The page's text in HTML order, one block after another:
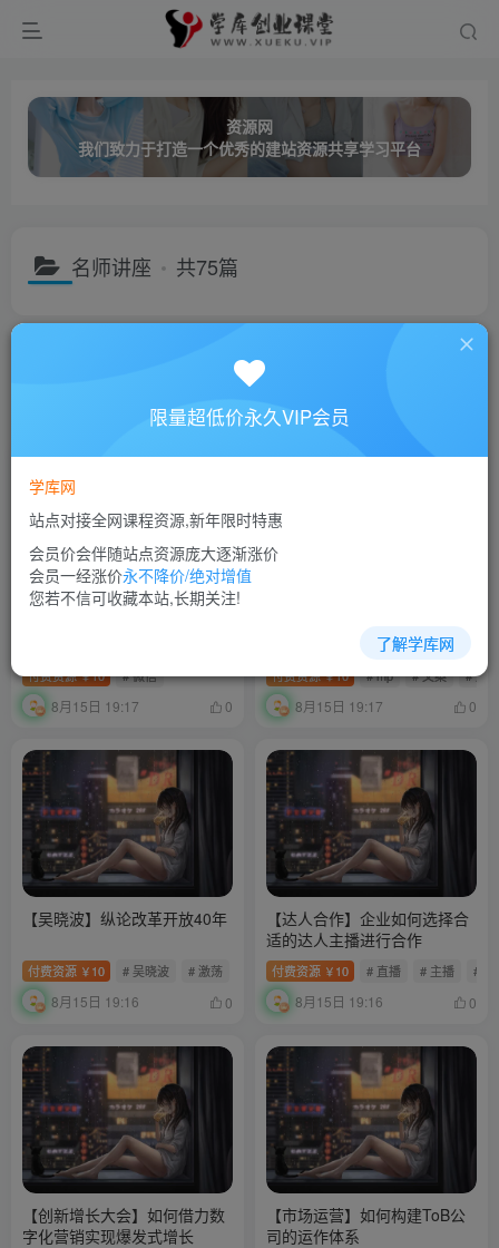
资源网
我们致力于打造一个优秀的建站资源共享学习平台
名师讲座 共75篇
名师讲座
浏览 点赞 评论
付费资源 ￥10 # 微信
8月15日 19:17 0
付费资源 ￥10 # mp # 文案 # 运营
8月15日 19:17 0
【吴晓波】纵论改革开放40年
付费资源 ￥ 10 # 吴晓波 # 激荡
8月15日 19:16 0
【达人合作】企业如何选择合
适的达人主播进行合作
付费资源 ￥ 10 # 直播 # 主播 # 合
8月15日 19:16 0
【创新增长大会】如何借力数
字化营销实现爆发式增长
【市场运营】如何构建ToB公
司的运作体系
限量超低价永久VIP会员
学库网
站点对接全网课程资源,新年限时特惠
会员价会伴随站点资源庞大逐渐涨价
会员一经涨价永不降价/绝对增值
您若不信可收藏本站,长期关注!
了解学库网